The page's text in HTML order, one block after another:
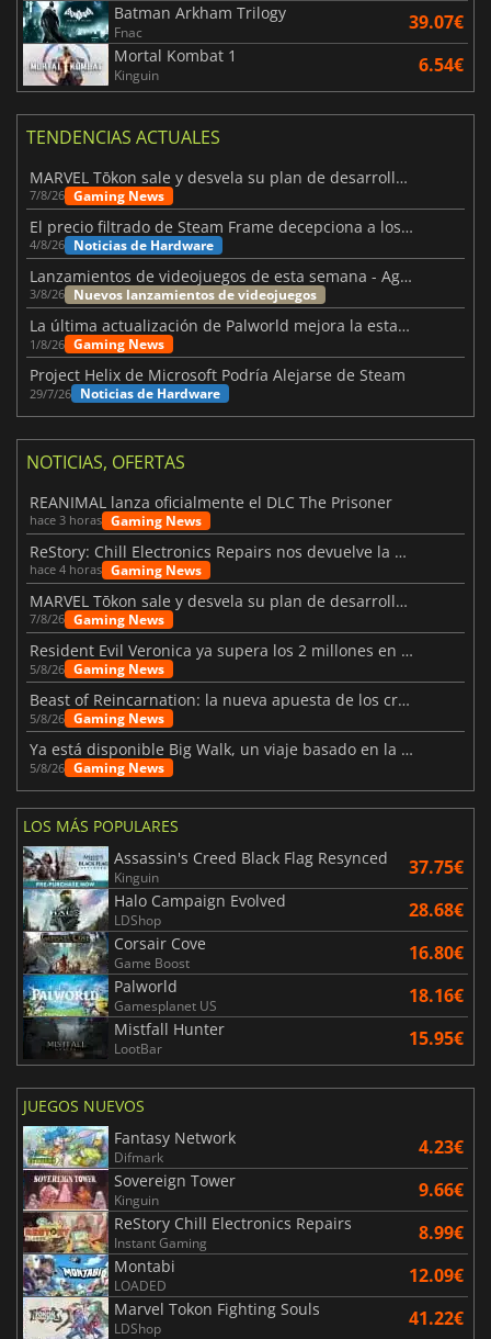
Batman Arkham Trilogy
Fnac 39.07€
Mortal Kombat 1
Kinguin 6.54€
TENDENCIAS ACTUALES
MARVEL Tōkon sale y desvela su plan de desarrollo para el primer año
7/8/26 Gaming News
El precio filtrado de Steam Frame decepciona a los usuarios
4/8/26 Noticias de Hardware
Lanzamientos de videojuegos de esta semana - Agosto de 2026 (semana 32)
3/8/26 Nuevos lanzamientos de videojuegos
La última actualización de Palworld mejora la estabilidad
1/8/26 Gaming News
Project Helix de Microsoft Podría Alejarse de Steam
29/7/26 Noticias de Hardware
NOTICIAS, OFERTAS
REANIMAL lanza oficialmente el DLC The Prisoner
hace 3 horas Gaming News
ReStory: Chill Electronics Repairs nos devuelve la nostalgia de los 2000
hace 4 horas Gaming News
MARVEL Tōkon sale y desvela su plan de desarrollo para el primer año
7/8/26 Gaming News
Resident Evil Veronica ya supera los 2 millones en listas de deseados
5/8/26 Gaming News
Beast of Reincarnation: la nueva apuesta de los creadores de Pokémon
5/8/26 Gaming News
Ya está disponible Big Walk, un viaje basado en la amistad
5/8/26 Gaming News
LOS MÁS POPULARES
Assassin's Creed Black Flag Resynced
Kinguin 37.75€
Halo Campaign Evolved
LDShop 28.68€
Corsair Cove
Game Boost 16.80€
Palworld
Gamesplanet US 18.16€
Mistfall Hunter
LootBar 15.95€
JUEGOS NUEVOS
Fantasy Network
Difmark 4.23€
Sovereign Tower
Kinguin 9.66€
ReStory Chill Electronics Repairs
Instant Gaming 8.99€
Montabi
LOADED 12.09€
Marvel Tokon Fighting Souls
LDShop 41.22€